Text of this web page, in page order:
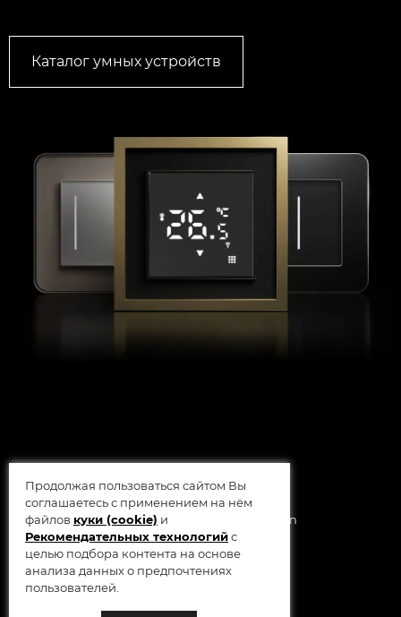
Каталог умных устройств
© 2014 - 2026 Werkel AB, Sweden
Продолжая пользоваться сайтом Вы
соглашаетесь с применением на нём
файлов куки (cookie) и
Рекомендательных технологийс
целью подбора контента на основе
анализа данных о предпочтениях
пользователей.